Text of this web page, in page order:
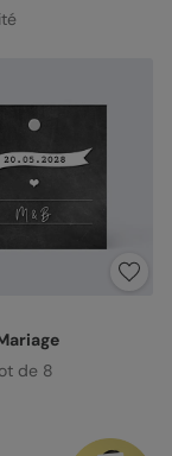
de 8